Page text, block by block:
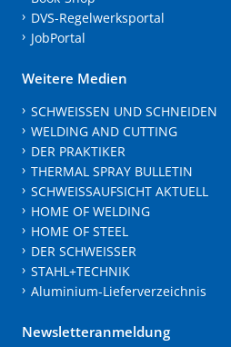
DVS-Regelwerksportal
JobPortal
Weitere Medien
SCHWEISSEN UND SCHNEIDEN
WELDING AND CUTTING
DER PRAKTIKER
THERMAL SPRAY BULLETIN
SCHWEISSAUFSICHT AKTUELL
HOME OF WELDING
HOME OF STEEL
DER SCHWEISSER
STAHL+TECHNIK
Aluminium-Lieferverzeichnis
Newsletteranmeldung